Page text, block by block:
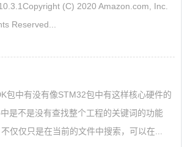
(C) 2020 Amazon.com, Inc.
Reserved...
包中有没有像STM32包中有这样核心硬件的
是不是没有查找整个工程的关键词的功能
仅仅只是在当前的文件中搜索，可以在...